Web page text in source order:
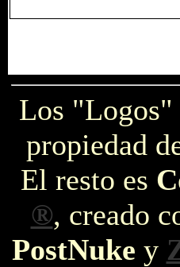
Los "Logos"
propiedad
El resto es
®, creado
PostNuke y